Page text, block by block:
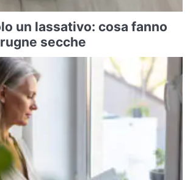
un lassativo: cosa fanno
secche